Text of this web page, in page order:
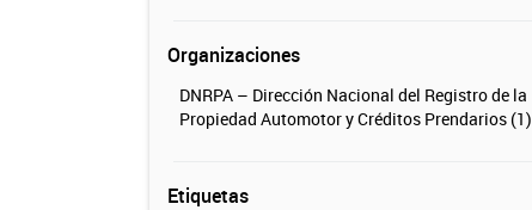
Organizaciones
DNRPA – Dirección Nacional del Registro de la
Propiedad Automotor y Créditos Prendarios (1)
Etiquetas